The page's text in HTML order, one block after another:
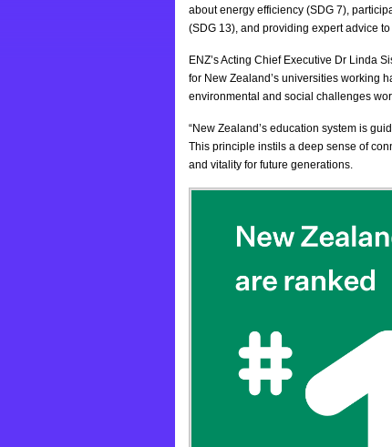
about energy efficiency (SDG 7),
(SDG 13), and providing expert advice
ENZ’s Acting Chief Executive Dr Linda
for New Zealand’s universities working
environmental and social challenges
“New Zealand’s education system is
This principle instils a deep sense of
and vitality for future generations.